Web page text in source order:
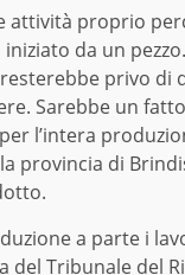
attività proprio
da un
privo di
Sarebbe un
l’intera
provincia di
a parte i
Tribunale del